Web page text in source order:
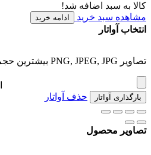
کالا به سبد اضافه شد!
مشاهده سبد خرید
ادامه خرید
انتخاب آواتار
تصاویر PNG, JPEG, JPG بیشترین حجم مجاز 3 مگابایت
بارگذاری آواتار حذف آواتار
تصاویر محصول